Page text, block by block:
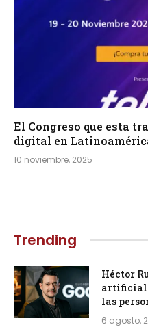
El Congreso que esta
digital en
10 noviembre, 2025
Trending
Héctor
artificial
las
6 agosto,